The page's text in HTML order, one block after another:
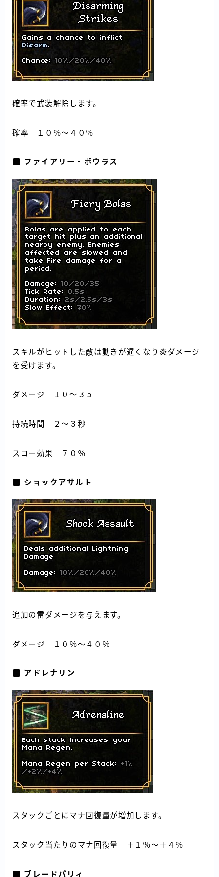
確率で武装解除します。
確率 １０％～４０％
ファイアリー・ボウラス
スキルがヒットした敵は動きが遅くなり炎ダメージ
を受けます。
ダメージ １０～３５
持続時間 ２～３秒
スロー効果 ７０％
ショックアサルト
追加の雷ダメージを与えます。
ダメージ １０％～４０％
アドレナリン
スタックごとにマナ回復量が増加します。
スタック当たりのマナ回復量 ＋１％～＋４％
ブレードパリィ